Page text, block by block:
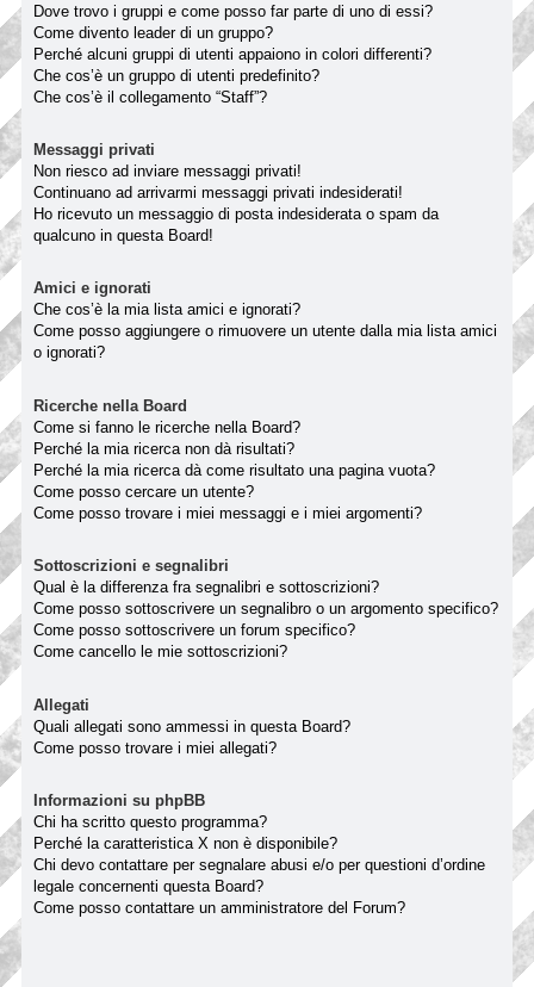
Dove trovo i gruppi e come posso far parte di uno di essi?
Come divento leader di un gruppo?
Perché alcuni gruppi di utenti appaiono in colori differenti?
Che cos’è un gruppo di utenti predefinito?
Che cos’è il collegamento “Staff”?
Messaggi privati
Non riesco ad inviare messaggi privati!
Continuano ad arrivarmi messaggi privati indesiderati!
Ho ricevuto un messaggio di posta indesiderata o spam da
qualcuno in questa Board!
Amici e ignorati
Che cos’è la mia lista amici e ignorati?
Come posso aggiungere o rimuovere un utente dalla mia lista amici
o ignorati?
Ricerche nella Board
Come si fanno le ricerche nella Board?
Perché la mia ricerca non dà risultati?
Perché la mia ricerca dà come risultato una pagina vuota?
Come posso cercare un utente?
Come posso trovare i miei messaggi e i miei argomenti?
Sottoscrizioni e segnalibri
Qual è la differenza fra segnalibri e sottoscrizioni?
Come posso sottoscrivere un segnalibro o un argomento specifico?
Come posso sottoscrivere un forum specifico?
Come cancello le mie sottoscrizioni?
Allegati
Quali allegati sono ammessi in questa Board?
Come posso trovare i miei allegati?
Informazioni su phpBB
Chi ha scritto questo programma?
Perché la caratteristica X non è disponibile?
Chi devo contattare per segnalare abusi e/o per questioni d’ordine
legale concernenti questa Board?
Come posso contattare un amministratore del Forum?